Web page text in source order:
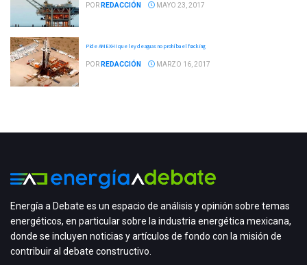
POR REDACCIÓN MAYO 23, 2017
Pide AMEXHI que ley de aguas no prohíba el fracking
POR REDACCIÓN MARZO 16, 2017
Energía a Debate es un espacio de análisis y opinión sobre temas
energéticos, en particular sobre la industria energética mexicana,
donde se incluyen noticias y artículos de fondo con la misión de
contribuir al debate constructivo.